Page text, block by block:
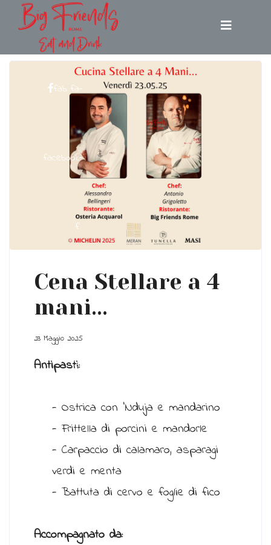
fab fa-
facebook-
f
fa-
instagram
Cena Stellare a 4
mani...
23 Maggio 2025
Antipasti:
- Ostrica con 'Nduja e mandarino
- Frittella di porcini e mandorle
- Carpaccio di calamaro, asparagi
verdi e menta
- Battuta di cervo e foglie di fico
Accompagnato da: